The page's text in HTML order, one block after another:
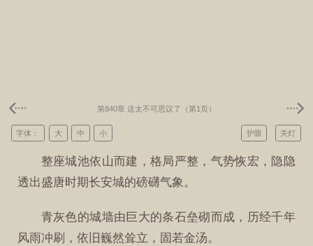
第840章 这太不可思议了（第1页）
关灯
护眼
字体： 大 中 小
整座城池依山而建，格局严整，气势恢宏，隐隐
透出盛唐时期长安城的磅礴气象。
青灰色的城墙由巨大的条石垒砌而成，历经千年
风雨冲刷，依旧巍然耸立，固若金汤。